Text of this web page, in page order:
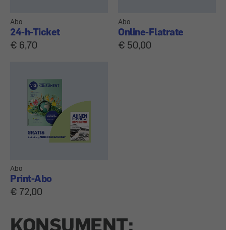
Abo
24-h-Ticket
€ 6,70
Abo
Online-Flatrate
€ 50,00
Abo
Print-Abo
€ 72,00
KONSUMENT: